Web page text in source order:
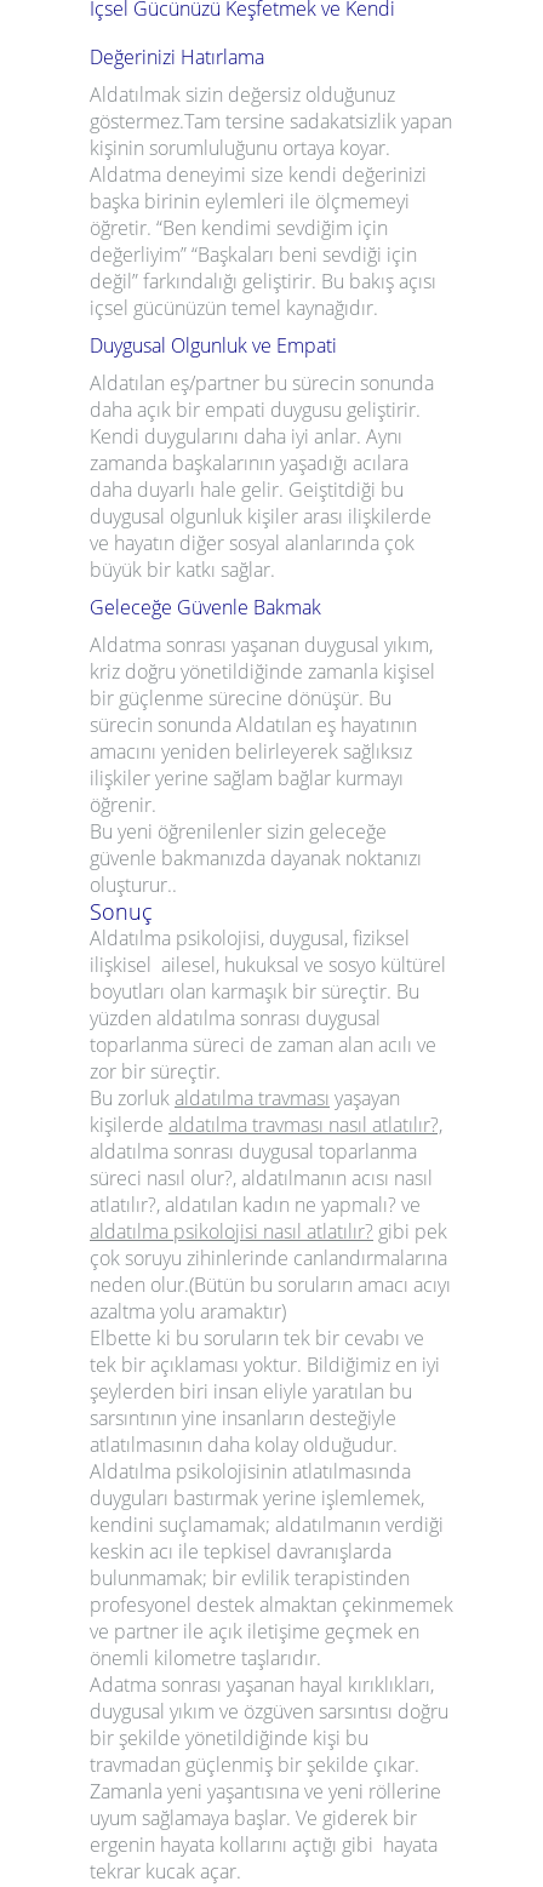
İçsel Gücünüzü Keşfetmek ve Kendi
Değerinizi Hatırlama
Aldatılmak sizin değersiz olduğunuz
göstermez.Tam tersine sadakatsizlik yapan
kişinin sorumluluğunu ortaya koyar.
Aldatma deneyimi size kendi değerinizi
başka birinin eylemleri ile ölçmemeyi
öğretir. “Ben kendimi sevdiğim için
değerliyim” “Başkaları beni sevdiği için
değil” farkındalığı geliştirir. Bu bakış açısı
içsel gücünüzün temel kaynağıdır.
Duygusal Olgunluk ve Empati
Aldatılan eş/partner bu sürecin sonunda
daha açık bir empati duygusu geliştirir.
Kendi duygularını daha iyi anlar. Aynı
zamanda başkalarının yaşadığı acılara
daha duyarlı hale gelir. Geiştitdiği bu
duygusal olgunluk kişiler arası ilişkilerde
ve hayatın diğer sosyal alanlarında çok
büyük bir katkı sağlar.
Geleceğe Güvenle Bakmak
Aldatma sonrası yaşanan duygusal yıkım,
kriz doğru yönetildiğinde zamanla kişisel
bir güçlenme sürecine dönüşür. Bu
sürecin sonunda Aldatılan eş hayatının
amacını yeniden belirleyerek sağlıksız
ilişkiler yerine sağlam bağlar kurmayı
öğrenir.
Bu yeni öğrenilenler sizin geleceğe
güvenle bakmanızda dayanak noktanızı
oluşturur..
Sonuç
Aldatılma psikolojisi, duygusal, fiziksel
ilişkisel ailesel, hukuksal ve sosyo kültürel
boyutları olan karmaşık bir süreçtir. Bu
yüzden aldatılma sonrası duygusal
toparlanma süreci de zaman alan acılı ve
zor bir süreçtir.
Bu zorlukaldatılma travması yaşayan
kişilerde aldatılma travması nasıl atlatılır?,
aldatılma sonrası duygusal toparlanma
süreci nasıl olur?,aldatılmanın acısı nasıl
atlatılır?,aldatılan kadın ne yapmalı? ve
aldatılma psikolojisi nasıl atlatılır? gibi pek
çok soruyu zihinlerinde canlandırmalarına
neden olur.(Bütün bu soruların amacı acıyı
azaltma yolu aramaktır)
Elbette ki bu soruların tek bir cevabı ve
tek bir açıklaması yoktur. Bildiğimiz en iyi
şeylerden biri insan eliyle yaratılan bu
sarsıntının yine insanların desteğiyle
atlatılmasının daha kolay olduğudur.
Aldatılma psikolojisinin atlatılmasında
duyguları bastırmak yerine işlemlemek,
kendini suçlamamak; aldatılmanın verdiği
keskin acı ile tepkisel davranışlarda
bulunmamak; bir evlilik terapistinden
profesyonel destek almaktan çekinmemek
ve partner ile açık iletişime geçmek en
önemli kilometre taşlarıdır.
Adatma sonrası yaşanan hayal kırıklıkları,
duygusal yıkım ve özgüven sarsıntısı doğru
bir şekilde yönetildiğinde kişi bu
travmadan güçlenmiş bir şekilde çıkar.
Zamanla yeni yaşantısına ve yeni röllerine
uyum sağlamaya başlar. Ve giderek bir
ergenin hayata kollarını açtığı gibi hayata
tekrar kucak açar.